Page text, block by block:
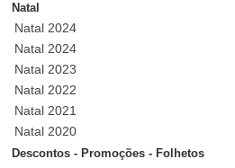
Natal
Natal 2024
Natal 2024
Natal 2023
Natal 2022
Natal 2021
Natal 2020
Descontos - Promoções - Folhetos